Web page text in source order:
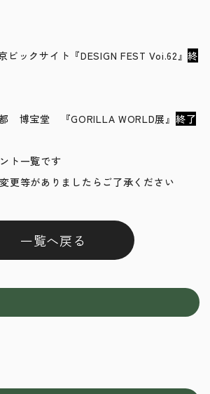
ビックサイト『DESIGN FEST Voi.62』終
博宝堂 『GORILLA WORLD展』 終了
ト一覧です
更等がありましたらご了承ください
一覧へ戻る